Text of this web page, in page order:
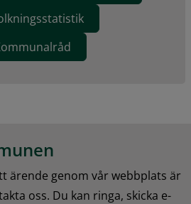
ärende genom vår webbplats är
oss. Du kan ringa, skicka e-